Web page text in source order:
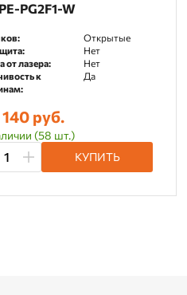
PG2F1-W
Открытые
Нет
от лазера:
Нет
к
Да
140 руб.
(58 шт.)
КУПИТЬ